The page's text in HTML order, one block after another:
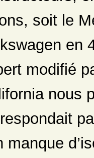
soit le
en
modifié
nous
manque